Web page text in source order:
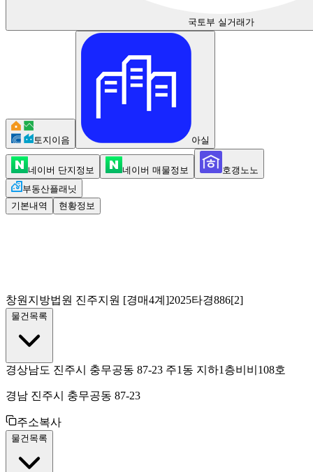
국토부 실거래가
토지이음 아실
네이버 단지정보 네이버 매물정보
호갱노노
부동산플래닛
기본내역
현황정보
창원지방법원 진주지원 [경매4계]2025타경886[2]
물건목록
경상남도 진주시 충무공동 87-23 주1동 지하1층비비108호
경남 진주시 충무공동 87-23
주소복사
물건목록